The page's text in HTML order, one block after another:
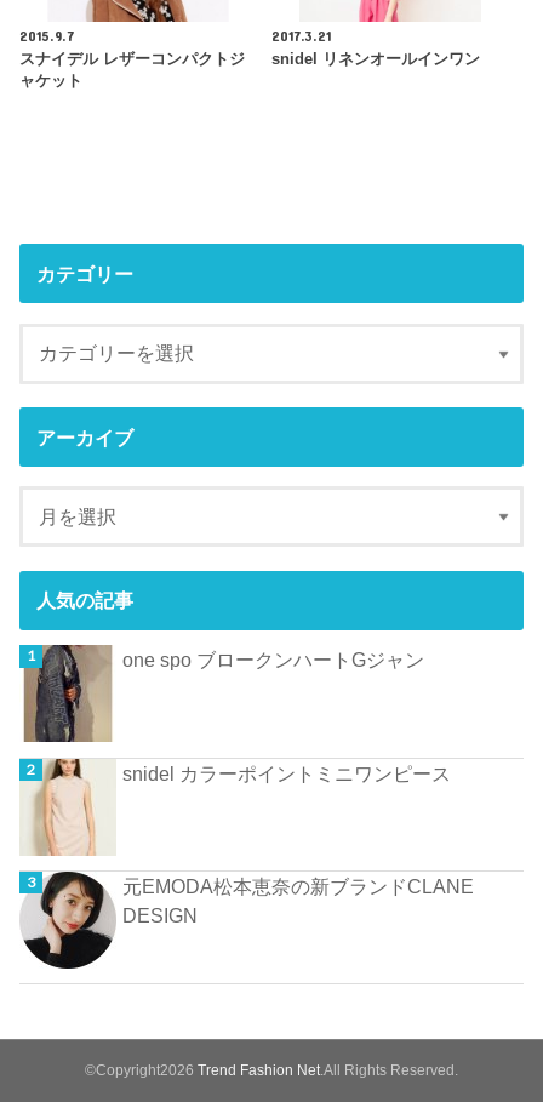
2015.9.7
スナイデル レザーコンパクトジ
ャケット
2017.3.21
snidel リネンオールインワン
カテゴリー
アーカイブ
人気の記事
one spo ブロークンハートGジャン
snidel カラーポイントミニワンピース
元EMODA松本恵奈の新ブランドCLANE
DESIGN
©Copyright2026 Trend Fashion Net .All Rights Reserved.